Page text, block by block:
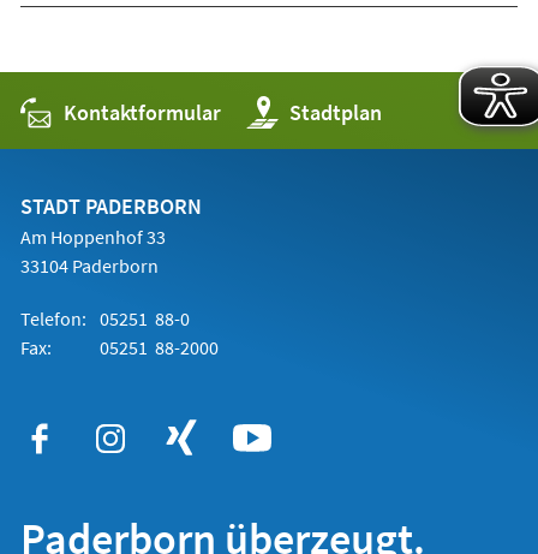
Kontaktformular Stadtplan
(Öffnet
in
einem
STADT PADERBORN
Am Hoppenhof 33
33104 Paderborn
Telefon: 05251 88-0
Fax:
05251 88-2000
Paderborn überzeugt.